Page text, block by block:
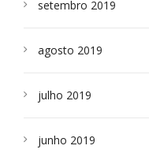
setembro 2019
agosto 2019
julho 2019
junho 2019